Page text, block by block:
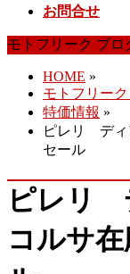
お問合せ
モトフリーク ブロ
HOME »
モトフリー
特価情報 »
ピレリ ディ
セール
ピレリ
コルサ